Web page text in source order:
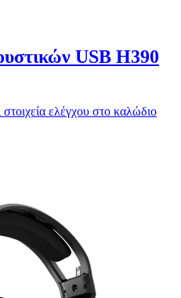
USB H390
ελέγχου στο καλώδιο